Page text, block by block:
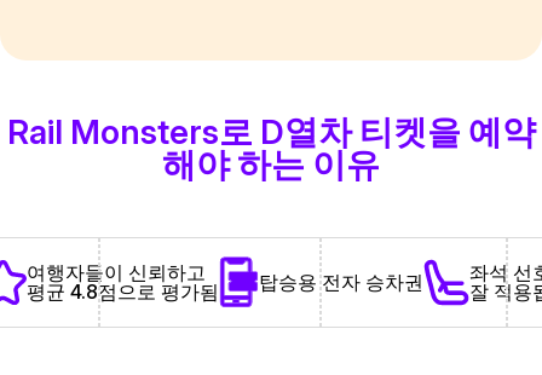
Rail Monsters로 D열차 티켓을 예약
해야 하는 이유
여행자들이 신뢰하고
평균 4.8점으로 평가됨
탑승용 전자 승차권
좌석 선
잘 적용